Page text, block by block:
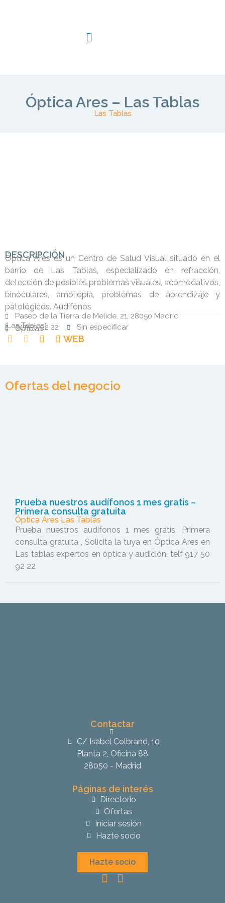
Óptica Ares – Las Tablas
Las Tablas
DESCRIPCIÓN
Óptica Ares es un Centro de Salud Visual situado en el
barrio de Las Tablas, especializado en refracción,
detección de posibles problemas visuales, acomodativos,
binoculares, ambliopía, problemas de aprendizaje y
patológicos. Audífonos
Paseo de la Tierra de Melide, 21, 28050 Madrid
(Las Tablas)
917 50 92 22 Sin especificar
Ópticas
WEB
Ofertas del negocio
Prueba nuestros audífonos 1 mes gratis –
Primera consulta gratuita
Óptica Ares Las Tablas
Prueba nuestros audífonos 1 mes gratis, Primera
consulta gratuita , Solicita la tuya en Óptica Ares en
Las tablas expertos en óptica y audición. telf 917 50
92 22
Contactar
C/ Isabel Colbrand, 10
Planta 2, Oficina 88
28050 - Madrid
Páginas de interés
Directorio
Ofertas
Iniciar sesión
Hazte socio
Hazte socio